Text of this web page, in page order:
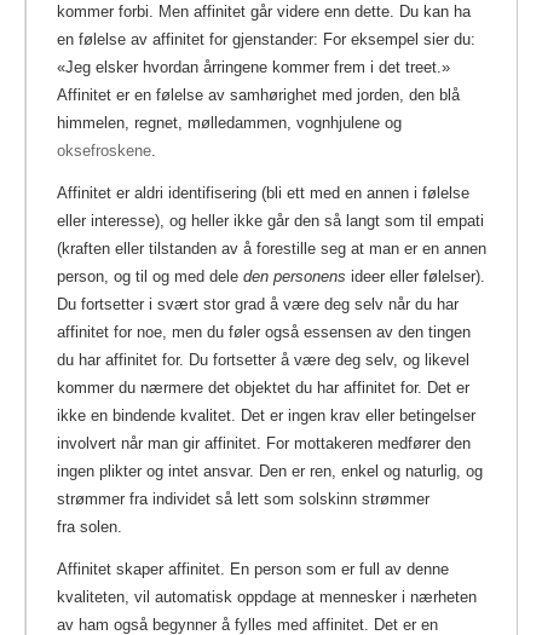
kommer forbi. Men affinitet går videre enn dette. Du kan ha
en følelse av affinitet for gjenstander: For eksempel sier du:
«Jeg elsker hvordan årringene kommer frem i det treet.»
Affinitet er en følelse av samhørighet med jorden, den blå
himmelen, regnet, mølledammen, vognhjulene og
oksefroskene.
Affinitet er aldri identifisering (bli ett med en annen i følelse
eller interesse), og heller ikke går den så langt som til empati
(kraften eller tilstanden av å forestille seg at man er en annen
person, og til og med dele den personens ideer eller følelser).
Du fortsetter i svært stor grad å være deg selv når du har
affinitet for noe, men du føler også essensen av den tingen
du har affinitet for. Du fortsetter å være deg selv, og likevel
kommer du nærmere det objektet du har affinitet for. Det er
ikke en bindende kvalitet. Det er ingen krav eller betingelser
involvert når man gir affinitet. For mottakeren medfører den
ingen plikter og intet ansvar. Den er ren, enkel og naturlig, og
strømmer fra individet så lett som solskinn strømmer
fra solen.
Affinitet skaper affinitet. En person som er full av denne
kvaliteten, vil automatisk oppdage at mennesker i nærheten
av ham også begynner å fylles med affinitet. Det er en